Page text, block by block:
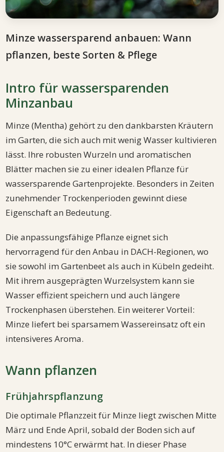
Minze wassersparend anbauen: Wann
pflanzen, beste Sorten & Pflege
Intro für wassersparenden
Minzanbau
Minze (Mentha) gehört zu den dankbarsten Kräutern
im Garten, die sich auch mit wenig Wasser kultivieren
lässt. Ihre robusten Wurzeln und aromatischen
Blätter machen sie zu einer idealen Pflanze für
wassersparende Gartenprojekte. Besonders in Zeiten
zunehmender Trockenperioden gewinnt diese
Eigenschaft an Bedeutung.
Die anpassungsfähige Pflanze eignet sich
hervorragend für den Anbau in DACH-Regionen, wo
sie sowohl im Gartenbeet als auch in Kübeln gedeiht.
Mit ihrem ausgeprägten Wurzelsystem kann sie
Wasser effizient speichern und auch längere
Trockenphasen überstehen. Ein weiterer Vorteil:
Minze liefert bei sparsamem Wassereinsatz oft ein
intensiveres Aroma.
Wann pflanzen
Frühjahrspflanzung
Die optimale Pflanzzeit für Minze liegt zwischen Mitte
März und Ende April, sobald der Boden sich auf
mindestens 10°C erwärmt hat. In dieser Phase